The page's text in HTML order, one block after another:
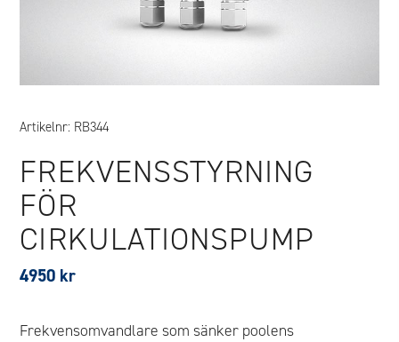
Artikelnr: RB344
FREKVENSSTYRNING
FÖR
CIRKULATIONSPUMP
4950 kr
Frekvensomvandlare som sänker poolens